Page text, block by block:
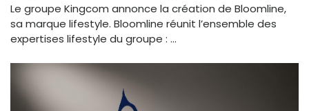
Le groupe Kingcom annonce la création de Bloomline,
sa marque lifestyle. Bloomline réunit l’ensemble des
expertises lifestyle du groupe : ...